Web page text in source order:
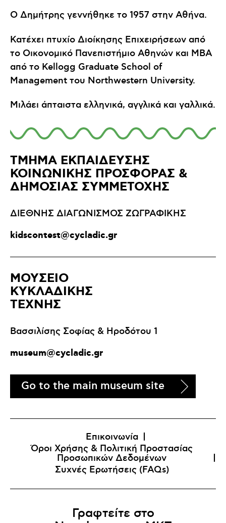
Ο Δημήτρης γεννήθηκε το 1957 στην Αθήνα.
Κατέχει πτυχίο Διοίκησης Επιχειρήσεων από
το Οικονομικό Πανεπιστήμιο Αθηνών και MBA
από το Kellogg Graduate School of
Management του Northwestern University.
Μιλάει άπταιστα ελληνικά, αγγλικά και γαλλικά.
ΤΜΗΜΑ ΕΚΠΑΙΔΕΥΣΗΣ
ΚΟΙΝΩΝΙΚΗΣ ΠΡΟΣΦΟΡΑΣ &
ΔΗΜΟΣΙΑΣ ΣΥΜΜΕΤΟΧΗΣ
ΔΙΕΘΝΗΣ ΔΙΑΓΩΝΙΣΜΟΣ ΖΩΓΡΑΦΙΚΗΣ
kidscontest@cycladic.gr
ΜΟΥΣΕΙΟ
ΚΥΚΛΑΔΙΚΗΣ
ΤΕΧΝΗΣ
Βασσιλίσης Σοφίας & Ηροδότου 1
museum@cycladic.gr
Go to the main museum site
Επικοινωνία
Όροι Χρήσης & Πολιτική Προστασίας
Προσωπικών Δεδομένων
Συχνές Ερωτήσεις (FAQs)
Γραφτείτε στο